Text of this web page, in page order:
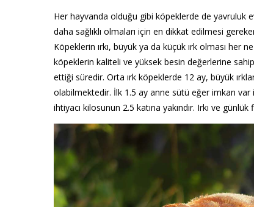
Her hayvanda olduğu gibi köpeklerde de yavruluk
daha sağlıklı olmaları için en dikkat edilmesi
Köpeklerin ırkı, büyük ya da küçük ırk olması her
köpeklerin kaliteli ve yüksek besin değerlerine
ettiği süredir. Orta ırk köpeklerde 12 ay, büyük
olabilmektedir. İlk 1.5 ay anne sütü eğer imkan
ihtiyacı kilosunun 2.5 katına yakındır. Irkı ve